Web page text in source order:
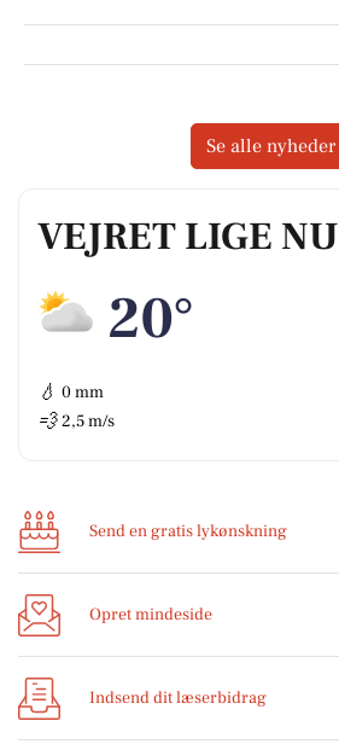
VEJRET LIGE NU
20°
💧 0 mm
💨 2,5 m/s
Send en gratis lykønskning
Opret mindeside
Indsend dit læserbidrag
Se alle nyheder